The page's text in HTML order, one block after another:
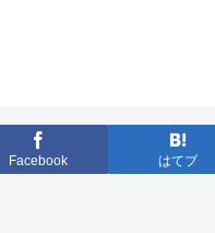
Facebook はてブ